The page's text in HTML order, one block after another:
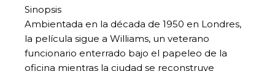
Sinopsis
Ambientada en la década de 1950 en Londres,
la película sigue a Williams, un veterano
funcionario enterrado bajo el papeleo de la
oficina mientras la ciudad se reconstruye